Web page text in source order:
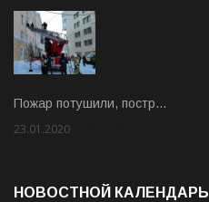
Пожар потушили, постр…
23.01.2020
НОВОСТНОЙ КАЛЕНДАРЬ